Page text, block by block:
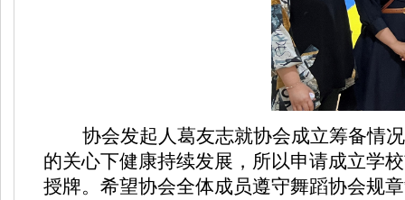
协会发起人葛友志就协会成立筹备情
的关心下健康持续发展，所以申请成立学
授牌。希望协会全体成员遵守舞蹈协会规